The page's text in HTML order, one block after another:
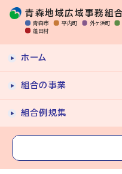
青森地域広域事務組合
青森市 平内町 外ヶ浜町
蓬田村
ホーム
組合の事業
組合例規集